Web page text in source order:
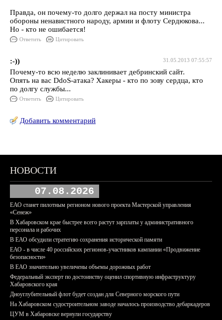
Правда, он почему-то долго держал на посту министра
обороны ненавистного народу, армии и флоту Сердюкова...
Но - кто не ошибается!
Ответить Цитировать
31.05.2013 07:55:57
:-))
Почему-то всю неделю заклинивает дебринский сайт.
Опять на вас DdoS-атака? Хакеры - кто по зову сердца, кто
по долгу службы...
Ответить Цитировать
Добавить комментарий
НОВОСТИ
07.08.2026
ЕАО станет пилотным регионом нового проекта Мастерской управления
«Сенеж»
В Хабаровском крае быстрее всего растут зарплаты у административного
персонала и рабочих
В ЕАО обсудили стратегию сохранения исторической памяти
ЕАО - в числе 40 российских регионов-участников кампании «Продвижение
безопасности»
В ЕАО значительно увеличены объемы дорожных работ
Федеральный эксперт по достоинству оценил спортивную инфраструктуру
Хабаровского края
Дноуглубительный флот будет создан для Северного морского пути
На Хабаровском судостроительном заводе началось производство дебаркадеров
ЦУМ в Хабаровске вернули государству